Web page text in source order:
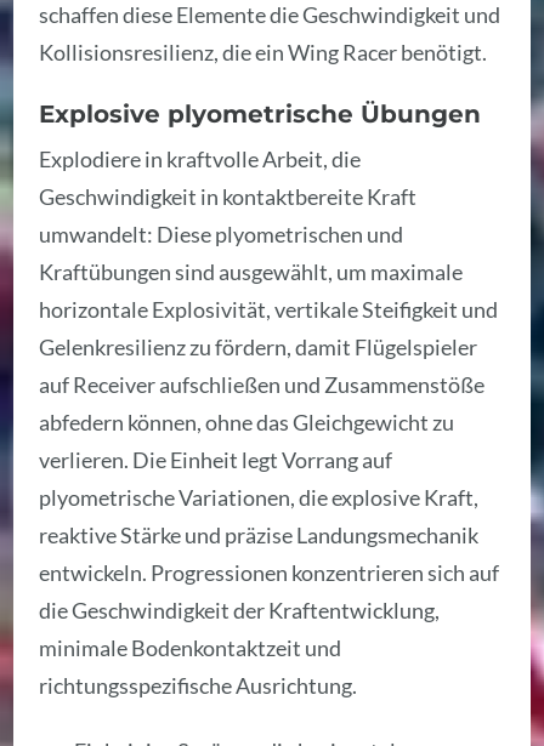
schaffen diese Elemente die Geschwindigkeit und
Kollisionsresilienz, die ein Wing Racer benötigt.
Explosive plyometrische Übungen
Explodiere in kraftvolle Arbeit, die
Geschwindigkeit in kontaktbereite Kraft
umwandelt: Diese plyometrischen und
Kraftübungen sind ausgewählt, um maximale
horizontale Explosivität, vertikale Steifigkeit und
Gelenkresilienz zu fördern, damit Flügelspieler
auf Receiver aufschließen und Zusammenstöße
abfedern können, ohne das Gleichgewicht zu
verlieren. Die Einheit legt Vorrang auf
plyometrische Variationen, die explosive Kraft,
reaktive Stärke und präzise Landungsmechanik
entwickeln. Progressionen konzentrieren sich auf
die Geschwindigkeit der Kraftentwicklung,
minimale Bodenkontaktzeit und
richtungsspezifische Ausrichtung.